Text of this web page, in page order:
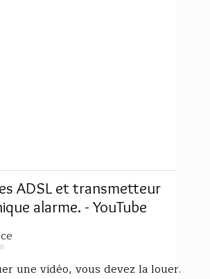
ADSL et transmetteur
alarme. - YouTube
une vidéo, vous devez la louer.